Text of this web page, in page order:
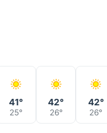
41°
25°
42°
26°
42°
26°